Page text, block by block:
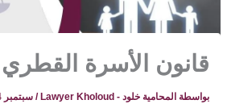
قانون الأسرة القطري
بواسطة المحامية خلود - Lawyer Kholoud /سبتمبر 4, 2024